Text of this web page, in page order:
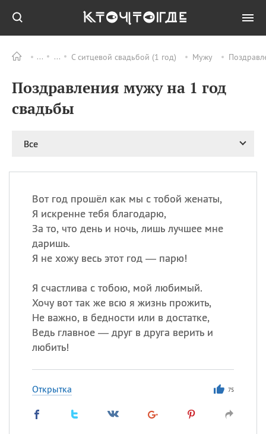
С ситцевой свадьбой (1 год) Мужу
Поздравления мужу на 1 год
свадьбы
Все
Вот год прошёл как мы с тобой женаты,
Я искренне тебя благодарю,
За то, что день и ночь, лишь лучшее мне
даришь.
Я не хожу весь этот год — парю!
Я счастлива с тобою, мой любимый.
Хочу вот так же всю я жизнь прожить,
Не важно, в бедности или в достатке,
Ведь главное — друг в друга верить и
любить!
Открытка 75
ПРАЗДНИКИ Все
08.08 День «Счастье
случается» (Happiness
великомученика
покровителя всех
врачей и целителя
больных
Lovers Day)
ИМЕНА
Сегодня празднуют именины
Посмотреть значение